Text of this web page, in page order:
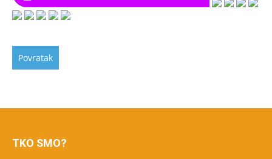
TKO SMO?